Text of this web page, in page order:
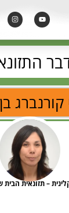
קורנברג
– תזונאית הבית